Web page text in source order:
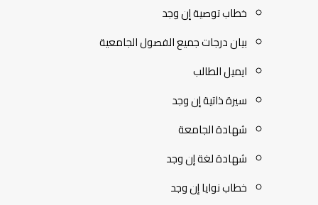
خطاب توصية إن وجد
بيان درجات جميع الفصول الجامعية
ايميل الطالب
سيرة ذاتية إن وجد
شهادة الجامعة
شهادة لغة إن وجد
خطاب نوايا إن وجد